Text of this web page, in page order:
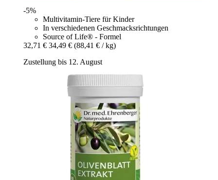
-5%
Multivitamin-Tiere für Kinder
In verschiedenen Geschmacksrichtungen
Source of Life® - Formel
32,71 € 34,49 € (88,41 € / kg)
Zustellung bis 12. August